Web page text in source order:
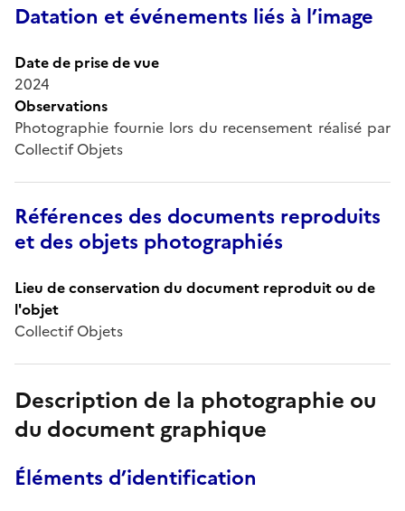
Datation et événements liés à l’image
Date de prise de vue
2024
Observations
Photographie fournie lors du recensement réalisé par
Collectif Objets
Références des documents reproduits
et des objets photographiés
Lieu de conservation du document reproduit ou de
l'objet
Collectif Objets
Description de la photographie ou
du document graphique
Éléments d’identification